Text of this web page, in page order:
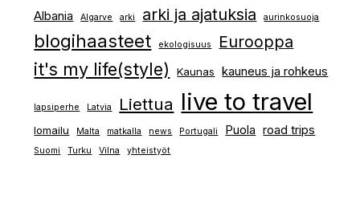
Albania Algarve arki arki ja ajatuksia aurinkosuoja
blogihaasteet ekologisuus Eurooppa
it's my life(style) Kaunas kauneus ja rohkeus
lapsiperhe Latvia Liettua live to travel
lomailu Malta matkalla news Portugali Puola road trips
Suomi Turku Vilna yhteistyöt